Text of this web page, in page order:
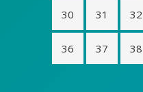
30 31 32
36 37 38